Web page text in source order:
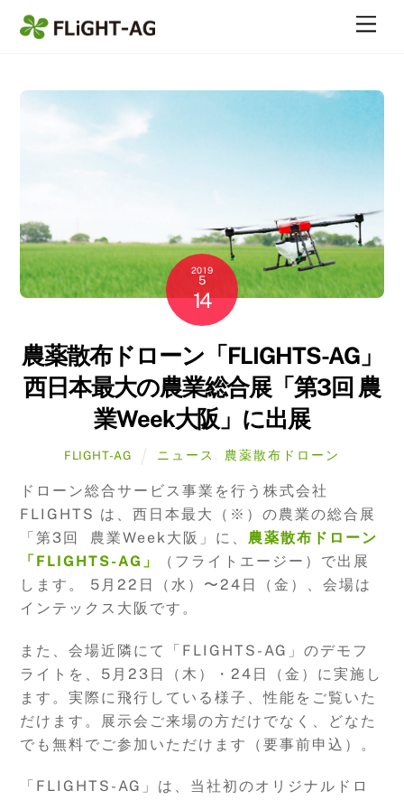
Skip
2019
5
14
農薬散布ドローン「FLIGHTS-AG」
西日本最大の農業総合展「第3回 農
業Week大阪」に出展
FLIGHT-AG ニュース 農薬散布ドローン
ドローン総合サービス事業を行う株式会社
FLIGHTS は、西日本最大（※）の農業の総合展
「第3回 農業Week大阪」に、 農薬散布ドローン
「FLIGHTS-AG」
（フライトエージー）で出展
します。 5月22日（水）〜24日（金）、会場は
インテックス大阪です。
また、会場近隣にて「FLIGHTS-AG」のデモフ
ライトを、5月23日（木）・24日（金）に実施し
ます。実際に飛行している様子、性能をご覧いた
だけます。展示会ご来場の方だけでなく、どなた
でも無料でご参加いただけます（要事前申込）。
「FLIGHTS-AG」は、当社初のオリジナルドロ